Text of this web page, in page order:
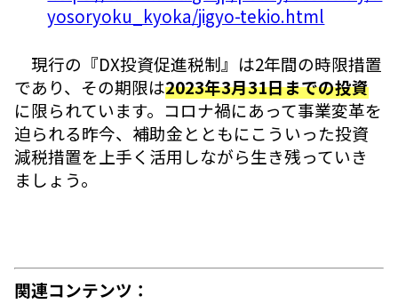
yosoryoku_kyoka/jigyo-tekio.html
現行の『DX投資促進税制』は2年間の時限措置
であり、その期限は2023年3月31日までの投資
に限られています。コロナ禍にあって事業変革を
迫られる昨今、補助金とともにこういった投資
減税措置を上手く活用しながら生き残っていき
ましょう。
関連コンテンツ：